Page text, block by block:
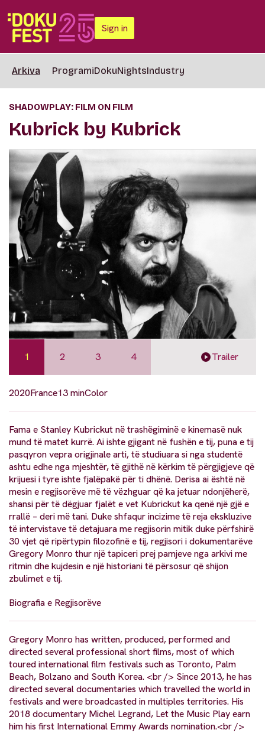
Sign in
Arkiva ProgramiDokuNightsIndustry
SHADOWPLAY: FILM ON FILM
Kubrick by Kubrick
1 2 3 4 Trailer
2020France13 minColor
Fama e Stanley Kubrickut në trashëgiminë e kinemasë nuk
mund të matet kurrë. Ai ishte gjigant në fushën e tij, puna e tij
pasqyron vepra origjinale arti, të studiuara si nga studentë
ashtu edhe nga mjeshtër, të gjithë në kërkim të përgjigjeve që
krijuesi i tyre ishte fjalëpakë për ti dhënë. Derisa ai është në
mesin e regjisorëve më të vëzhguar që ka jetuar ndonjëherë,
shansi për të dëgjuar fjalët e vet Kubrickut ka qenë një gjë e
rrallë – deri më tani. Duke shfaqur incizime të reja ekskluzive
të intervistave të detajuara me regjisorin mitik duke përfshirë
30 vjet që ripërtypin filozofinë e tij, regjisori i dokumentarëve
Gregory Monro thur një tapiceri prej pamjeve nga arkivi me
ritmin dhe kujdesin e një historiani të përsosur që shijon
zbulimet e tij.
Biografia e Regjisorëve
Gregory Monro has written, produced, performed and
directed several professional short films, most of which
toured international film festivals such as Toronto, Palm
Beach, Bolzano and South Korea. <br /> Since 2013, he has
directed several documentaries which travelled the world in
festivals and were broadcasted in multiples territories. His
2018 documentary Michel Legrand, Let the Music Play earn
him his first International Emmy Awards nomination.<br />